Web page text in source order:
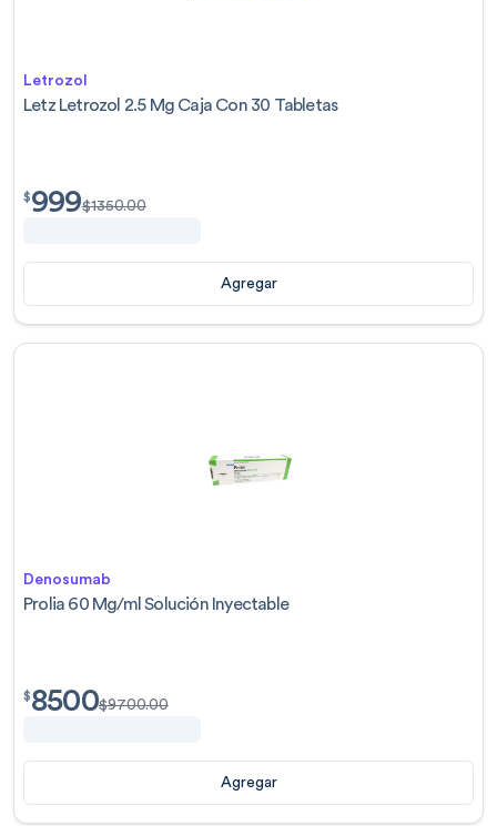
Letrozol
Letz Letrozol 2.5 Mg Caja Con 30 Tabletas
$999.00
$999$1350.00
Agregar
Denosumab
Prolia 60 Mg/ml Solución Inyectable
$8500.00
$8500$9700.00
Agregar